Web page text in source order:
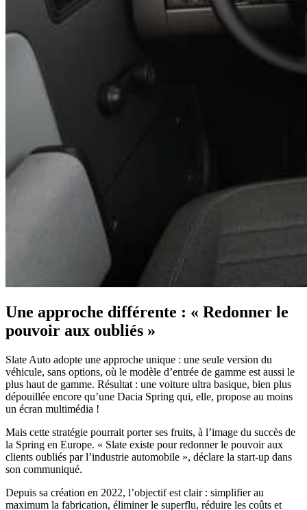
Une approche différente : « Redonner le
pouvoir aux oubliés »
Slate Auto adopte une approche unique : une seule version du
véhicule, sans options, où le modèle d’entrée de gamme est aussi le
plus haut de gamme. Résultat : une voiture ultra basique, bien plus
dépouillée encore qu’une Dacia Spring qui, elle, propose au moins
un écran multimédia !
Mais cette stratégie pourrait porter ses fruits, à l’image du succès de
la Spring en Europe. « Slate existe pour redonner le pouvoir aux
clients oubliés par l’industrie automobile », déclare la start-up dans
son communiqué.
Depuis sa création en 2022, l’objectif est clair : simplifier au
maximum la fabrication, éliminer le superflu, réduire les coûts et